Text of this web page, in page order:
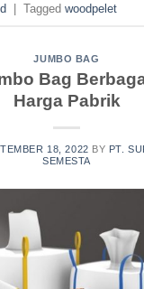
Tagged woodpelet
JUMBO BAG
Bag
Harga Pabrik
18, 2022 BY PT.
SEMESTA